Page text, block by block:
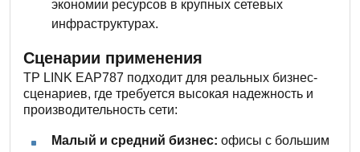
экономии ресурсов в крупных сетевых
инфраструктурах.
Сценарии применения
TP LINK EAP787 подходит для реальных бизнес-
сценариев, где требуется высокая надежность и
производительность сети:
Малый и средний бизнес: офисы с большим